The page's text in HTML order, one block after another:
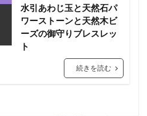
水引あわじ玉と天然石パ
ワーストーンと天然木ビ
ーズの御守りブレスレッ
ト
続きを読む